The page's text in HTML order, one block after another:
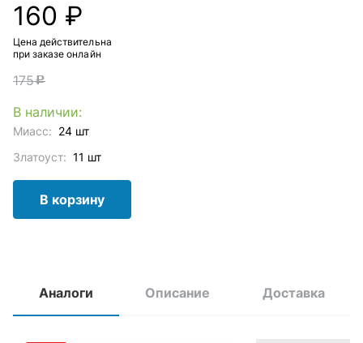
160 ₽
Цена действительна
при заказе онлайн
175c
В наличии:
Миасс: 24 шт
Златоуст: 11 шт
В корзину
Аналоги Описание Доставка